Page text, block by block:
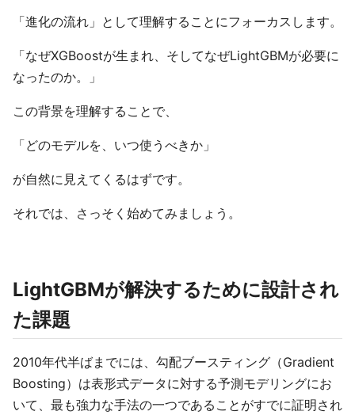
「進化の流れ」として理解することにフォーカスします。
「なぜXGBoostが生まれ、そしてなぜLightGBMが必要に
なったのか。」
この背景を理解することで、
「どのモデルを、いつ使うべきか」
が自然に見えてくるはずです。
それでは、さっそく始めてみましょう。
LightGBMが解決するために設計され
た課題
2010年代半ばまでには、勾配ブースティング（Gradient
Boosting）は表形式データに対する予測モデリングにお
いて、最も強力な手法の一つであることがすでに証明され